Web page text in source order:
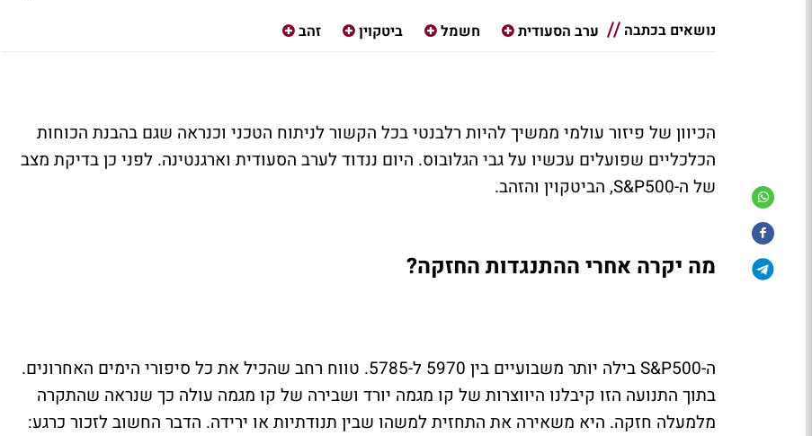
נושאים בכתבה
ערב הסעודית חשמל ביטקוין זהב
הכיוון של פיזור עולמי ממשיך להיות רלבנטי בכל הקשור לניתוח הטכני וכנראה שגם בהבנת הכוחות
הכלכליים שפועלים עכשיו על גבי הגלובוס. היום ננדוד לערב הסעודית וארגנטינה. לפני כן בדיקת מצב
של ה-S&P500, הביטקוין והזהב.
מה יקרה אחרי ההתנגדות החזקה?
ה-S&P500
בילה יותר משבועיים בין 5970 ל-5785. טווח רחב שהכיל את כל סיפורי הימים האחרונים.
בתוך התנועה הזו קיבלנו היווצרות של קו מגמה יורד ושבירה של קו מגמה עולה כך שנראה שהתקרה
מלמעלה חזקה. היא משאירה את התחזית למשהו שבין תנודתיות או ירידה. הדבר החשוב לזכור כרגע: